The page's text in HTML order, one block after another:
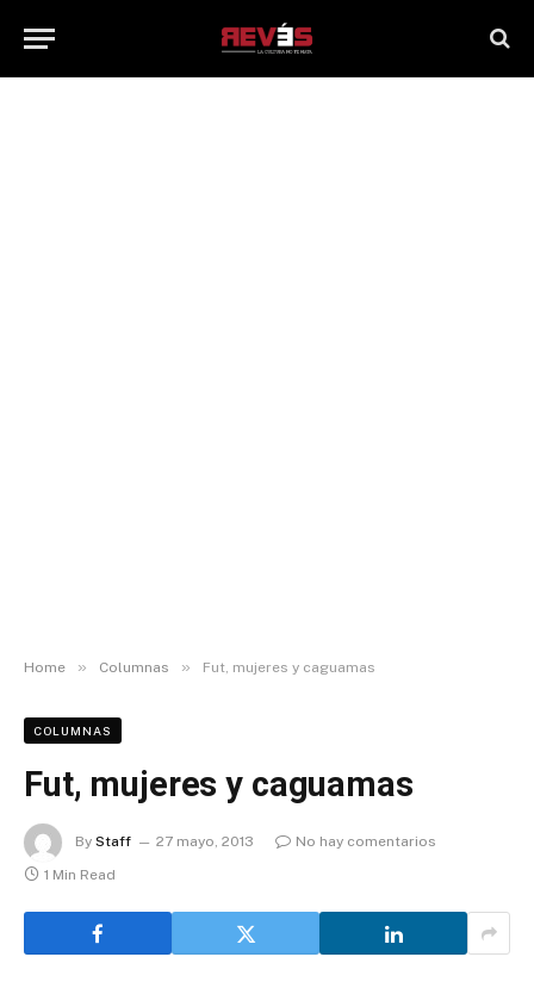
Home » Columnas » Fut, mujeres y caguamas
COLUMNAS
Fut, mujeres y caguamas
By Staff 27 mayo, 2013
No hay comentarios
1 Min Read